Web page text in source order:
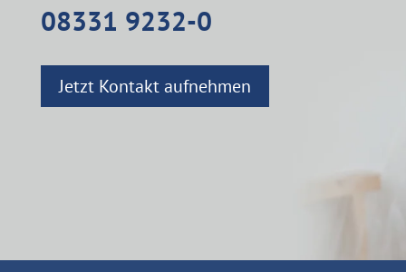
08331 9232-0
Jetzt Kontakt aufnehmen